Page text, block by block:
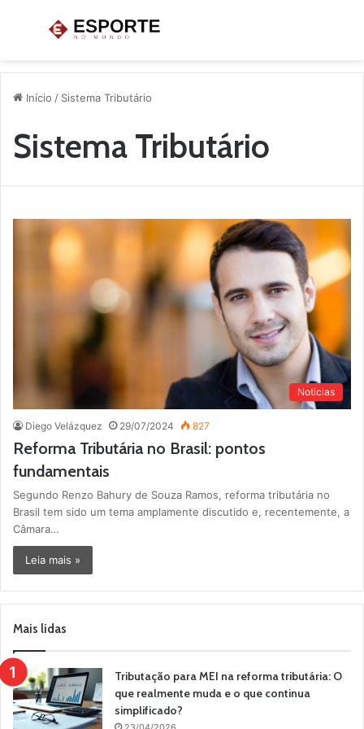
Menu
Início / Sistema Tributário
Sistema Tributário
Noticias
Diego Velázquez 29/07/2024 827
Reforma Tributária no Brasil: pontos
fundamentais
Segundo Renzo Bahury de Souza Ramos, reforma tributária no
Brasil tem sido um tema amplamente discutido e, recentemente, a
Câmara…
Leia mais »
Mais lidas
Tributação para MEI na reforma tributária: O
que realmente muda e o que continua
simplificado?